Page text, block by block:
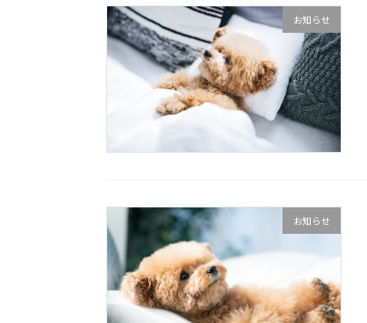
お知らせ
お知らせ